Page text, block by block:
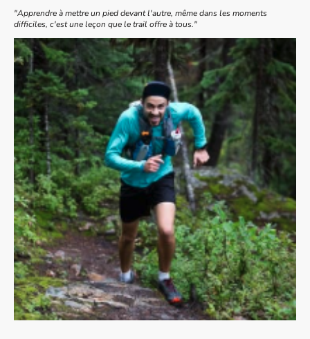
"Apprendre à mettre un pied devant l'autre, même dans les moments
difficiles, c'est une leçon que le trail offre à tous."